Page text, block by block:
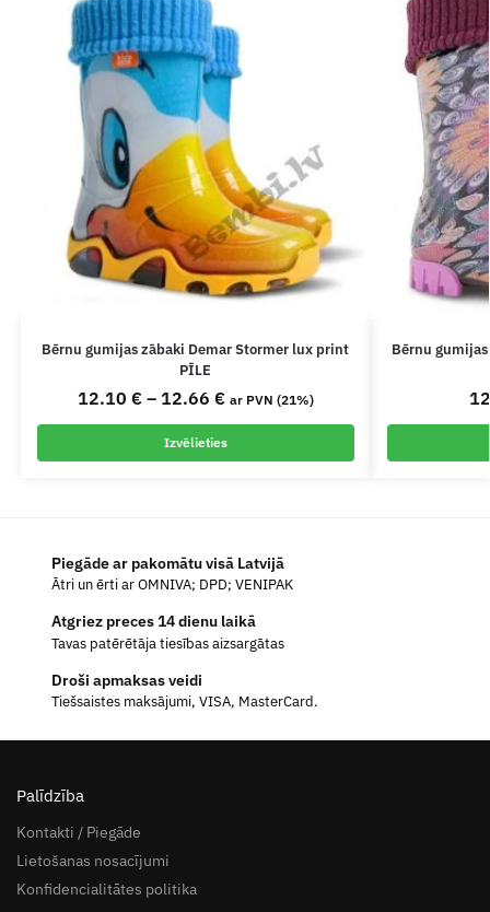
Bērnu gumijas zābaki Demar Stormer lux print
PĪLE
12.10 € – 12.66 € ar PVN (21%)
Izvēlieties
Bērnu
Piegāde ar pakomātu visā Latvijā
Ātri un ērti ar OMNIVA; DPD; VENIPAK
Atgriez preces 14 dienu laikā
Tavas patērētāja tiesības aizsargātas
Droši apmaksas veidi
Tiešsaistes maksājumi, VISA, MasterCard.
Palīdzība
Kontakti / Piegāde
Lietošanas nosacījumi
Konfidencialitātes politika